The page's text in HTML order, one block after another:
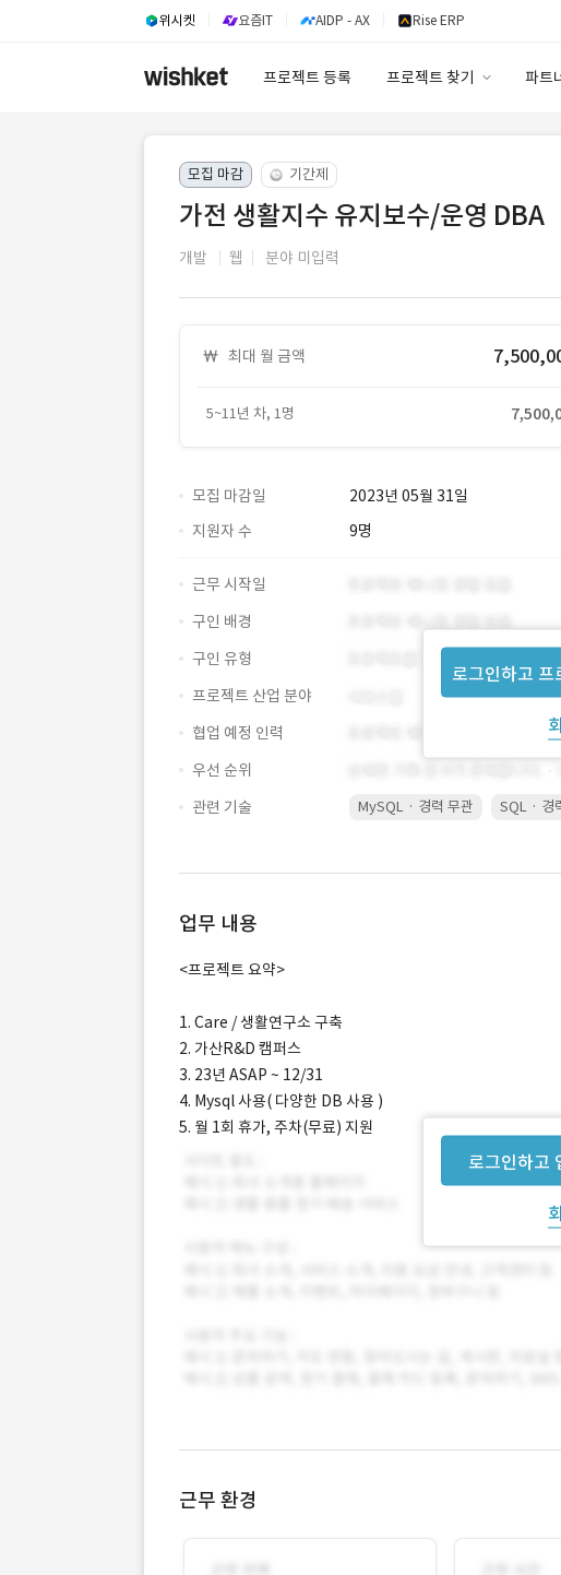
위시켓 요즘IT AIDP - AX Rise ERP
프로젝트 등록 프로젝트 찾기 파트
모집 마감 기간제
가전 생활지수 유지보수/운영 DBA
개발 웹 분야 미입력
최대 월 금액
5~11년 차, 1명
모집 마감일
2023년 05월 31일
지원자 수
9명
로그인하고 프
근무 시작일
구인 배경
구인 유형
프로젝트 산업 분야
협업 예정 인력
우선 순위
관련 기술
MySQL · 경력 무관 SQL · 경
업무 내용
로그인하고
<프로젝트 요약>
1. Care / 생활연구소 구축
2. 가산R&D 캠퍼스
3. 23년 ASAP ~ 12/31
4. Mysql 사용( 다양한 DB 사용 )
5. 월 1회 휴가, 주차(무료) 지원
근무 환경